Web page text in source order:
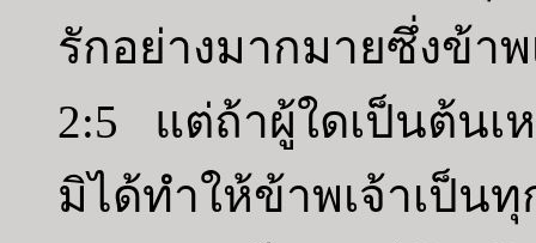
รักอย่างมากมายซึ่งข้า
2:5 แต่ถ้าผู้ใดเป็นต้น
มิได้ทำให้ข้าพเจ้าเป็